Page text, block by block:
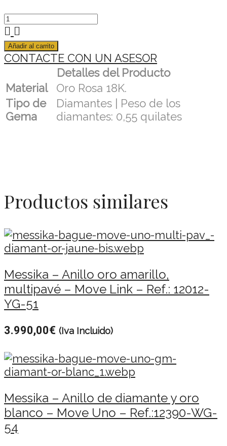
Añadir al carrito
CONTACTE CON UN ASESOR
Detalles del Producto
Material
Oro Rosa 18K.
Tipo de
Gema
Diamantes | Peso de los
diamantes: 0,55 quilates
Productos similares
Messika – Anillo oro amarillo,
multipavé – Move Link – Ref.: 12012-
YG-51
3.990,00€ (Iva Incluido)
Messika – Anillo de diamante y oro
blanco – Move Uno – Ref.:12390-WG-
54